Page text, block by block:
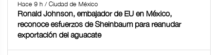
Hace 9 h / Ciudad de México
Ronald Johnson, embajador de EU en México,
reconoce esfuerzos de Sheinbaum para reanudar
exportación del aguacate